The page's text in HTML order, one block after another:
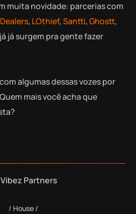
muita novidade: parcerias com
, LOthief,Santti,Ghostt,
já já surgem pra gente fazer
algumas dessas vozes por
mais você acha que
Vibez Partners
House